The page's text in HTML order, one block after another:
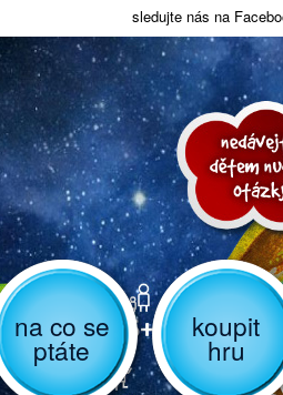
sledujte nás na
na co se
ptáte
koupit
hru